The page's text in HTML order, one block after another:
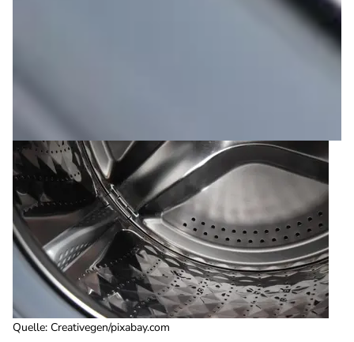
Quelle: Creativegen/pixabay.com